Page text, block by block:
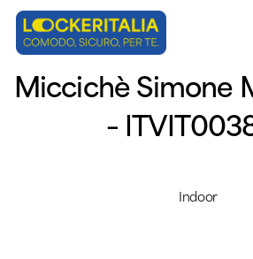
Skip
content
Miccichè Simone
–
Indoor